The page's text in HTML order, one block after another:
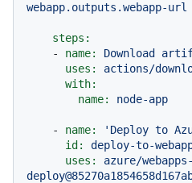
webapp.outputs.webapp-url
steps:
-
name: Download
uses:
actions/
with:
name:
node-app
- name:
'Deploy to
id:
deploy-to-
uses:
azure/webapps-